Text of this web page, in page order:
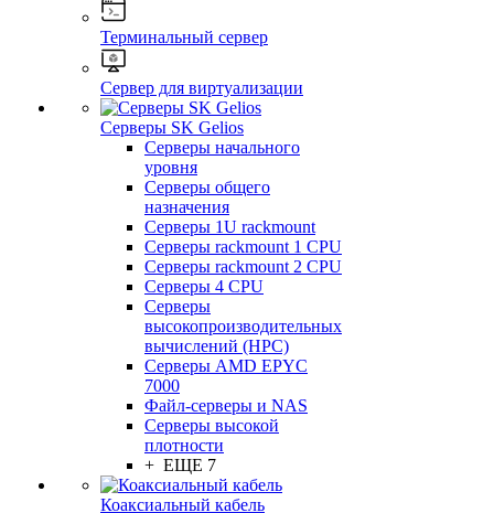
Терминальный сервер
Сервер для виртуализации
Серверы SK Gelios
Серверы начального
уровня
Серверы общего
назначения
Серверы 1U rackmount
Серверы rackmount 1 CPU
Серверы rackmount 2 CPU
Серверы 4 CPU
Серверы
высокопроизводительных
вычислений (HPC)
Серверы AMD EPYC
7000
Файл-серверы и NAS
Серверы высокой
плотности
+ ЕЩЕ 7
Коаксиальный кабель